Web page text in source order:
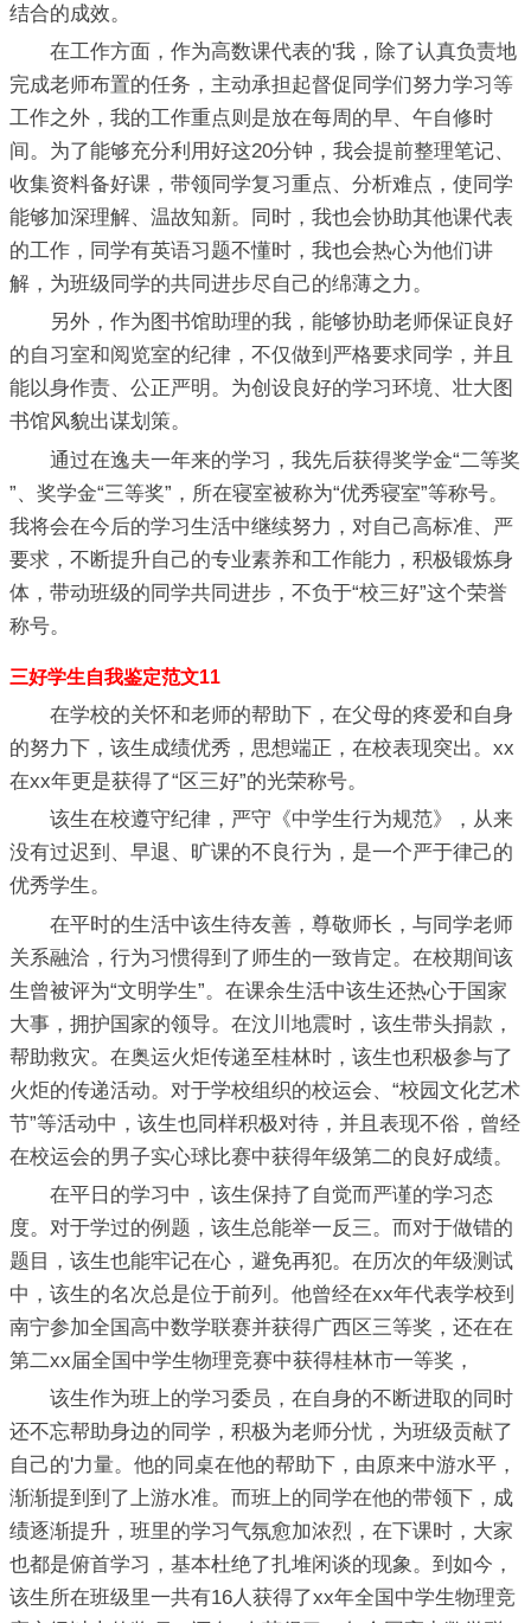
结合的成效。
在工作方面，作为高数课代表的'我，除了认真负责地
完成老师布置的任务，主动承担起督促同学们努力学习等
工作之外，我的工作重点则是放在每周的早、午自修时
间。为了能够充分利用好这20分钟，我会提前整理笔记、
收集资料备好课，带领同学复习重点、分析难点，使同学
能够加深理解、温故知新。同时，我也会协助其他课代表
的工作，同学有英语习题不懂时，我也会热心为他们讲
解，为班级同学的共同进步尽自己的绵薄之力。
另外，作为图书馆助理的我，能够协助老师保证良好
的自习室和阅览室的纪律，不仅做到严格要求同学，并且
能以身作责、公正严明。为创设良好的学习环境、壮大图
书馆风貌出谋划策。
通过在逸夫一年来的学习，我先后获得奖学金“二等奖
”、奖学金“三等奖”，所在寝室被称为“优秀寝室”等称号。
我将会在今后的学习生活中继续努力，对自己高标准、严
要求，不断提升自己的专业素养和工作能力，积极锻炼身
体，带动班级的同学共同进步，不负于“校三好”这个荣誉
称号。
三好学生自我鉴定范文11
在学校的关怀和老师的帮助下，在父母的疼爱和自身
的努力下，该生成绩优秀，思想端正，在校表现突出。xx
在xx年更是获得了“区三好”的光荣称号。
该生在校遵守纪律，严守《中学生行为规范》，从来
没有过迟到、早退、旷课的不良行为，是一个严于律己的
优秀学生。
在平时的生活中该生待友善，尊敬师长，与同学老师
关系融洽，行为习惯得到了师生的一致肯定。在校期间该
生曾被评为“文明学生”。在课余生活中该生还热心于国家
大事，拥护国家的领导。在汶川地震时，该生带头捐款，
帮助救灾。在奥运火炬传递至桂林时，该生也积极参与了
火炬的传递活动。对于学校组织的校运会、“校园文化艺术
节”等活动中，该生也同样积极对待，并且表现不俗，曾经
在校运会的男子实心球比赛中获得年级第二的良好成绩。
在平日的学习中，该生保持了自觉而严谨的学习态
度。对于学过的例题，该生总能举一反三。而对于做错的
题目，该生也能牢记在心，避免再犯。在历次的年级测试
中，该生的名次总是位于前列。他曾经在xx年代表学校到
南宁参加全国高中数学联赛并获得广西区三等奖，还在在
第二xx届全国中学生物理竞赛中获得桂林市一等奖，
该生作为班上的学习委员，在自身的不断进取的同时
还不忘帮助身边的同学，积极为老师分忧，为班级贡献了
自己的'力量。他的同桌在他的帮助下，由原来中游水平，
渐渐提到到了上游水准。而班上的同学在他的带领下，成
绩逐渐提升，班里的学习气氛愈加浓烈，在下课时，大家
也都是俯首学习，基本杜绝了扎堆闲谈的现象。到如今，
该生所在班级里一共有16人获得了xx年全国中学生物理竞